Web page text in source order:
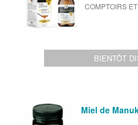
COMPTOIRS
BIENTÔT
Miel de